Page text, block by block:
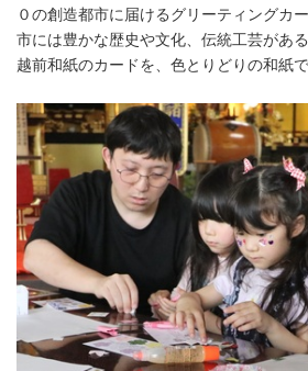
０の創造都市に届けるグリーティングカ
市には豊かな歴史や文化、伝統工芸があ
越前和紙のカードを、色とりどりの和紙